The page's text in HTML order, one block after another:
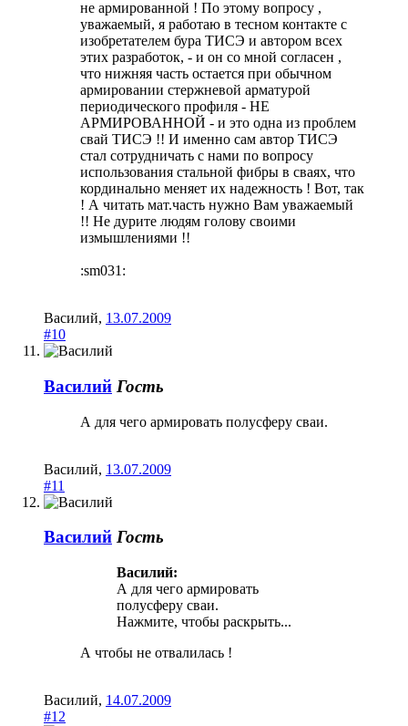
не армированной ! По этому вопросу ,
уважаемый, я работаю в тесном контакте с
изобретателем бура ТИСЭ и автором всех
этих разработок, - и он со мной согласен ,
что нижняя часть остается при обычном
армировании стержневой арматурой
периодического профиля - НЕ
АРМИРОВАННОЙ - и это одна из проблем
свай ТИСЭ !! И именно сам автор ТИСЭ
стал сотрудничать с нами по вопросу
использования стальной фибры в сваях, что
кординально меняет их надежность ! Вот, так
! А читать мат.часть нужно Вам уважаемый
!! Не дурите людям голову своими
измышлениями !!
:sm031:
Василий, 13.07.2009
#10
Василий Гость
А для чего армировать полусферу сваи.
Василий, 13.07.2009
#11
Василий Гость
Василий:
А для чего армировать
полусферу сваи.
Нажмите, чтобы раскрыть...
А чтобы не отвалилась !
Василий, 14.07.2009
#12